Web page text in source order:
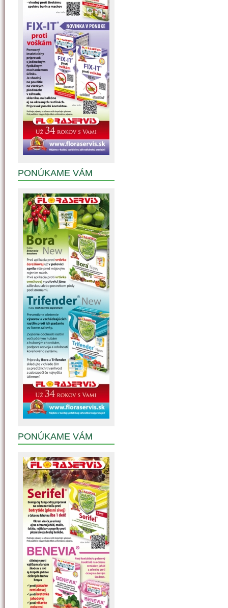
PONÚKAME VÁM
PONÚKAME VÁM